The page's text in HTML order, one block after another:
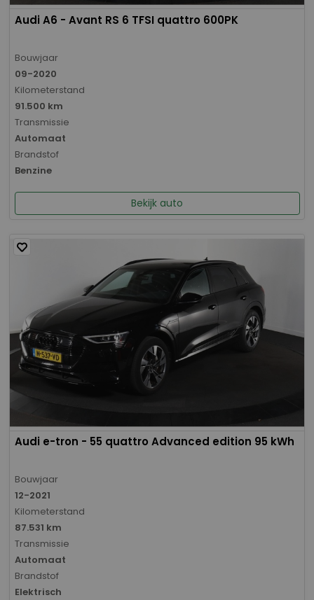
Audi A6 - Avant RS 6 TFSI quattro 600PK
Bouwjaar
09-2020
Kilometerstand
91.500 km
Transmissie
Automaat
Brandstof
Benzine
Bekijk auto
Audi e-tron - 55 quattro Advanced edition 95 kWh
Bouwjaar
12-2021
Kilometerstand
87.531 km
Transmissie
Automaat
Brandstof
Elektrisch